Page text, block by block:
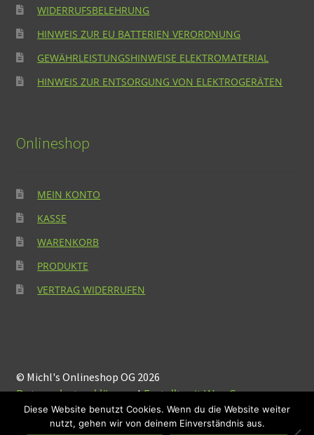
WIDERRUFSBELEHRUNG
HINWEIS ZUR EU BATTERIEN VERORDNUNG
GEWÄHRLEISTUNGSHINWEISE ELEKTROMATERIAL
HINWEIS ZUR ENTSORGUNG VON ELEKTROGERÄTEN
Onlineshop
MEIN KONTO
KASSE
WARENKORB
PRODUKTE
VERTRAG WIDERRUFEN
© Michl's Onlineshop OG 2026
Datenschutzerklärung Erstellt mit WooCommerce.
Diese Website benutzt Cookies. Wenn du die Website weiter
nutzt, gehen wir von deinem Einverständnis aus.